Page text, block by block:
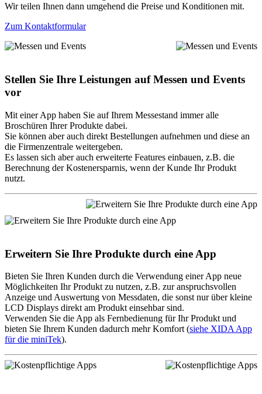
Wir teilen Ihnen dann umgehend die Preise und Konditionen mit.
Zum Kontaktformular
Stellen Sie Ihre Leistungen auf Messen und Events
vor
Mit einer App haben Sie auf Ihrem Messestand immer alle
Broschüren Ihrer Produkte dabei.
Sie können aber auch direkt Bestellungen aufnehmen und diese an
die Firmenzentrale weitergeben.
Es lassen sich aber auch erweiterte Features einbauen, z.B. die
Berechnung der Kostenersparnis, wenn der Kunde Ihr Produkt
nutzt.
Erweitern Sie Ihre Produkte durch eine App
Bieten Sie Ihren Kunden durch die Verwendung einer App neue
Möglichkeiten Ihr Produkt zu nutzen, z.B. zur anspruchsvollen
Anzeige und Auswertung von Messdaten, die sonst nur über kleine
LCD Displays direkt am Produkt einsehbar sind.
Verwenden Sie die App als Fernbedienung für Ihr Produkt und
bieten Sie Ihrem Kunden dadurch mehr Komfort (siehe XIDA App
für die miniTek).